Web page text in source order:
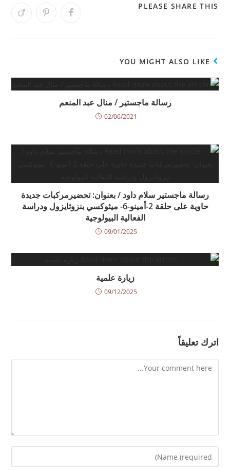
PLEASE SHARE THIS
YOU MIGHT ALSO LIKE
رسالة ماجستير / منال عبد المنعم
02/06/2021
رسالة ماجستير سلام داود / بعنوان: تحضيرمركبات جديدة
حاوية على حلقة 2-أمينو-6- ميثوكسي بنزوثايزول ودراسة
الفعالية البيولوجية
09/01/2025
زيارة علمية
09/12/2025
اترك تعليقاً